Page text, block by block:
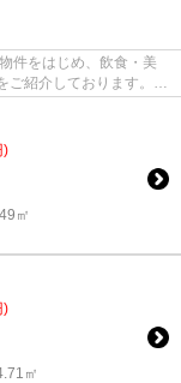
件をはじめ、飲食・美
紹介しております。
)
㎡
)
㎡